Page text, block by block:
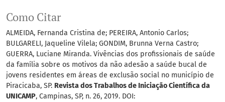
Como Citar
ALMEIDA, Fernanda Cristina de; PEREIRA, Antonio Carlos;
BULGARELI, Jaqueline Vilela; GONDIM, Brunna Verna Castro;
GUERRA, Luciane Miranda. Vivências dos profissionais de saúde
da família sobre os motivos da não adesão a saúde bucal de
jovens residentes em áreas de exclusão social no município de
Piracicaba, SP. Revista dos Trabalhos de Iniciação Científica da
UNICAMP, Campinas, SP, n. 26, 2019. DOI: